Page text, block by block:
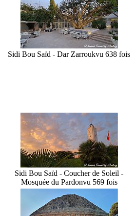
Sidi Bou Saïd - Dar Zarroukvu 638 fois
Sidi Bou Saïd - Coucher de Soleil -
Mosquée du Pardonvu 569 fois